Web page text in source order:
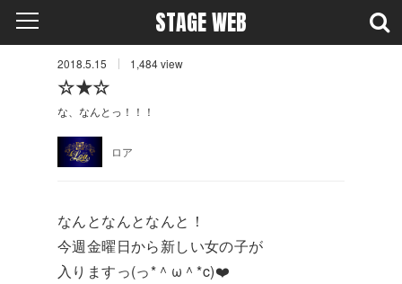
STAGE WEB
2018.5.15 1,484view
☆★☆
な、なんとっ！！！
ロア
なんとなんとなんと！
今週金曜日から新しい女の子が
入りますっ(っ*＾ω＾*c)❤️